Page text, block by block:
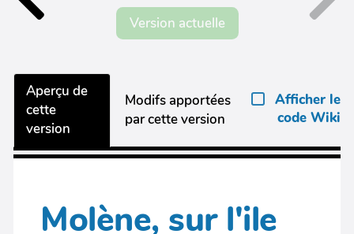
Version actuelle
Aperçu de
cette
version
Modifs apportées
par cette version
Afficher le
code Wiki
Molène, sur l'ile